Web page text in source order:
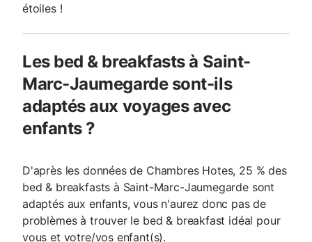
étoiles !
Les bed & breakfasts à Saint-
Marc-Jaumegarde sont-ils
adaptés aux voyages avec
enfants ?
D'après les données de Chambres Hotes, 25 % des
bed & breakfasts à Saint-Marc-Jaumegarde sont
adaptés aux enfants, vous n'aurez donc pas de
problèmes à trouver le bed & breakfast idéal pour
vous et votre/vos enfant(s).